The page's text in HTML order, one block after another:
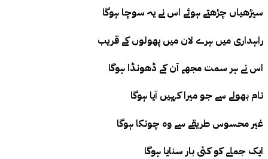
سیڑھیاں چڑھتے ہوئے اس نے یہ سوچا ہوگا
راہداری میں ہرے لان میں پھولوں کے قریب
اس نے ہر سمت مجھے آن کے ڈھونڈا ہوگا
نام بھولے سے جو میرا کہیں آیا ہوگا
غیر محسوس طریقے سے وہ چونکا ہوگا
ایک جملے کو کئی بار سنایا ہوگا